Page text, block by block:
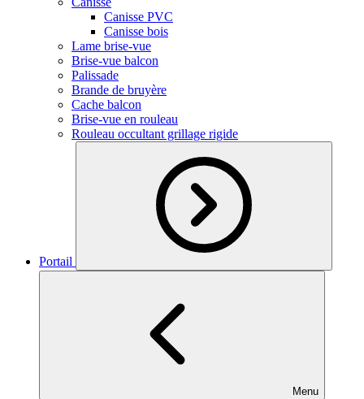
Canisse PVC
Canisse bois
Lame brise-vue
Brise-vue balcon
Palissade
Brande de bruyère
Cache balcon
Brise-vue en rouleau
Rouleau occultant grillage rigide
Portail
Menu